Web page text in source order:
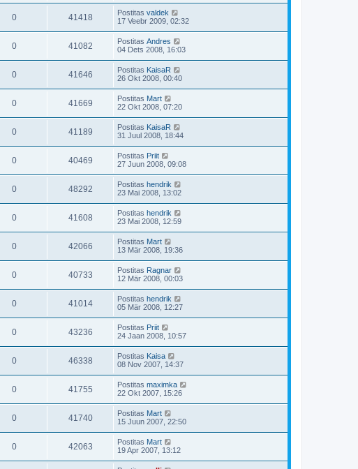
0 41418 Postitas valdek
17 Veebr 2009, 02:32
0 41082 Postitas Andres
04 Dets 2008, 16:03
0 41646 Postitas KaisaR
26 Okt 2008, 00:40
0 41669 Postitas Mart
22 Okt 2008, 07:20
0 41189 Postitas KaisaR
31 Juul 2008, 18:44
0 40469 Postitas Priit
27 Juun 2008, 09:08
0 48292 Postitas hendrik
23 Mai 2008, 13:02
0 41608 Postitas hendrik
23 Mai 2008, 12:59
0 42066 Postitas Mart
13 Mär 2008, 19:36
0 40733 Postitas Ragnar
12 Mär 2008, 00:03
0 41014 Postitas hendrik
05 Mär 2008, 12:27
0 43236 Postitas Priit
24 Jaan 2008, 10:57
0 46338 Postitas Kaisa
08 Nov 2007, 14:37
0 41755 Postitas maximka
22 Okt 2007, 15:26
0 41740 Postitas Mart
15 Juun 2007, 22:50
0 42063 Postitas Mart
19 Apr 2007, 13:12